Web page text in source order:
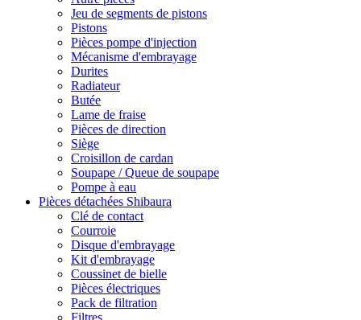
Jeu de segments de pistons
Pistons
Pièces pompe d'injection
Mécanisme d'embrayage
Durites
Radiateur
Butée
Lame de fraise
Pièces de direction
Siège
Croisillon de cardan
Soupape / Queue de soupape
Pompe à eau
Pièces détachées Shibaura
Clé de contact
Courroie
Disque d'embrayage
Kit d'embrayage
Coussinet de bielle
Pièces électriques
Pack de filtration
Filtres